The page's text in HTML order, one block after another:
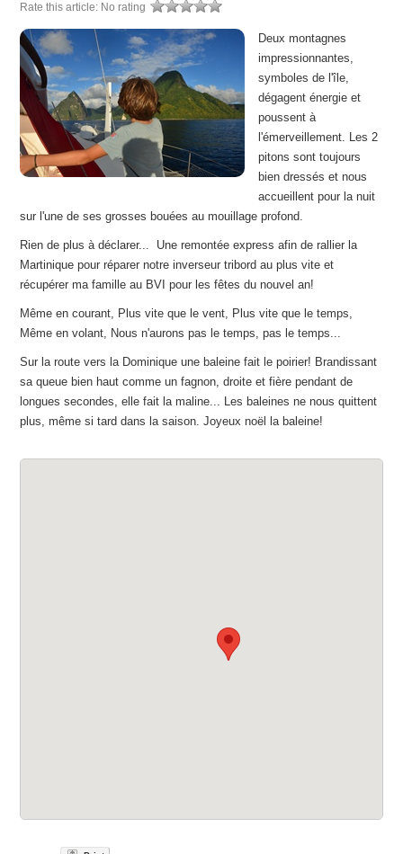
Rate this article: No rating
Deux montagnes
impressionnantes,
symboles de l'île,
dégagent énergie et
poussent à
l'émerveillement. Les 2
pitons sont toujours
bien dressés et nous
accueillent pour la nuit
sur l'une de ses grosses bouées au mouillage profond.
Rien de plus à déclarer... Une remontée express afin de rallier la
Martinique pour réparer notre inverseur tribord au plus vite et
récupérer ma famille au BVI pour les fêtes du nouvel an!
Même en courant, Plus vite que le vent, Plus vite que le temps,
Même en volant, Nous n'aurons pas le temps, pas le temps...
Sur la route vers la Dominique une baleine fait le poirier! Brandissant
sa queue bien haut comme un fagnon, droite et fière pendant de
longues secondes, elle fait la maline... Les baleines ne nous quittent
plus, même si tard dans la saison. Joyeux noël la baleine!